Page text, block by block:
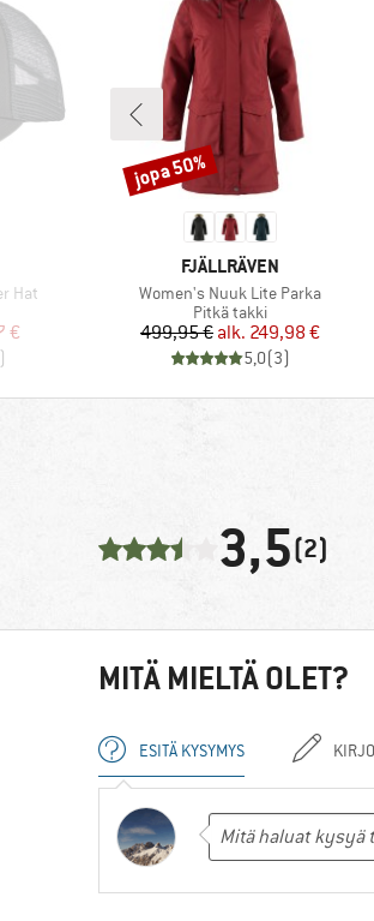
Hat
hinta
€
MERKKI
FJÄLLRÄVEN
Tuote
Women's Nuuk Lite Parka
Tuoteryhmä
Pitkä takki
Hinta
499,95 € Alennettu hinta
alk. 249,98 €
5,0(3)
Alennus
jopa 50%
3,5(2)
MITÄ MIELTÄ OLET?
ESITÄ KYSYMYS